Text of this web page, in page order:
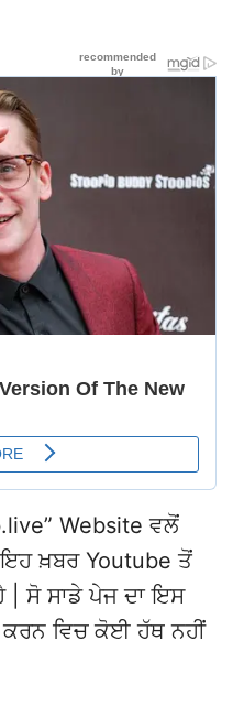
Website ਵਲੋਂ
ਇਹ ਖ਼ਬਰ Youtube ਤੋਂ
ਹੈ | ਸੋ ਸਾਡੇ ਪੇਜ ਦਾ ਇਸ
ਕਰਨ ਵਿਚ ਕੋਈ ਹੱਥ ਨਹੀਂ